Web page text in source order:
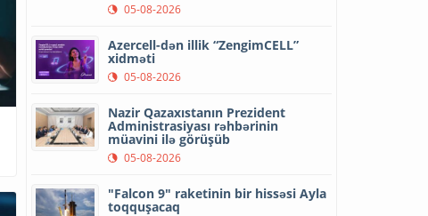
05-08-2026
Azercell-dən illik “ZengimCELL”
xidməti
05-08-2026
Nazir Qazaxıstanın Prezident
Administrasiyası rəhbərinin
müavini ilə görüşüb
05-08-2026
"Falcon 9" raketinin bir hissəsi Ayla
toqquşacaq